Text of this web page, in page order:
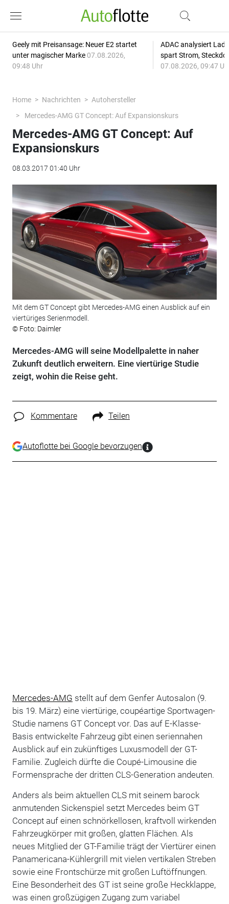
Geely mit Preisansage: Neuer E2 startet
unter magischer Marke 07.08.2026,
09:48 Uhr
ADAC analysiert
spart Strom,
07.08.2026, 09:47
Home Nachrichten
Autohersteller
Mercedes-AMG GT Concept: Auf Expansionskurs
Mercedes-AMG GT Concept: Auf
Expansionskurs
08.03.2017 01:40 Uhr
Mit dem GT Concept gibt Mercedes-AMG einen Ausblick auf ein
viertüriges Serienmodell.
© Foto: Daimler
Mercedes-AMG will seine Modellpalette in naher
Zukunft deutlich erweitern. Eine viertürige Studie
zeigt, wohin die Reise geht.
Kommentare Teilen
Autoflotte bei Google bevorzugen
Mercedes-AMG stellt auf dem Genfer Autosalon (9.
bis 19. März) eine viertürige, coupéartige Sportwagen-
Studie namens GT Concept vor. Das auf E-Klasse-
Basis entwickelte Fahrzeug gibt einen seriennahen
Ausblick auf ein zukünftiges Luxusmodell der GT-
Familie. Zugleich dürfte die Coupé-Limousine die
Formensprache der dritten CLS-Generation andeuten.
Anders als beim aktuellen CLS mit seinem barock
anmutenden Sickenspiel setzt Mercedes beim GT
Concept auf einen schnörkellosen, kraftvoll wirkenden
Fahrzeugkörper mit großen, glatten Flächen. Als
neues Mitglied der GT-Familie trägt der Viertürer einen
Panamericana-Kühlergrill mit vielen vertikalen Streben
sowie eine Frontschürze mit großen Luftöffnungen.
Eine Besonderheit des GT ist seine große Heckklappe,
was einen großzügigen Zugang zum variabel